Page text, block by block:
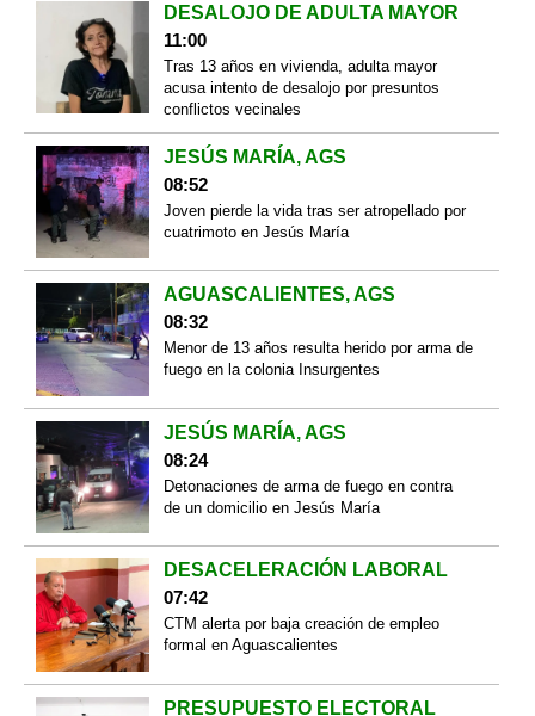
DESALOJO DE ADULTA MAYOR
11:00
Tras 13 años en vivienda, adulta mayor
acusa intento de desalojo por presuntos
conflictos vecinales
JESÚS MARÍA, AGS
08:52
Joven pierde la vida tras ser atropellado por
cuatrimoto en Jesús María
AGUASCALIENTES, AGS
08:32
Menor de 13 años resulta herido por arma de
fuego en la colonia Insurgentes
JESÚS MARÍA, AGS
08:24
Detonaciones de arma de fuego en contra
de un domicilio en Jesús María
DESACELERACIÓN LABORAL
07:42
CTM alerta por baja creación de empleo
formal en Aguascalientes
PRESUPUESTO ELECTORAL